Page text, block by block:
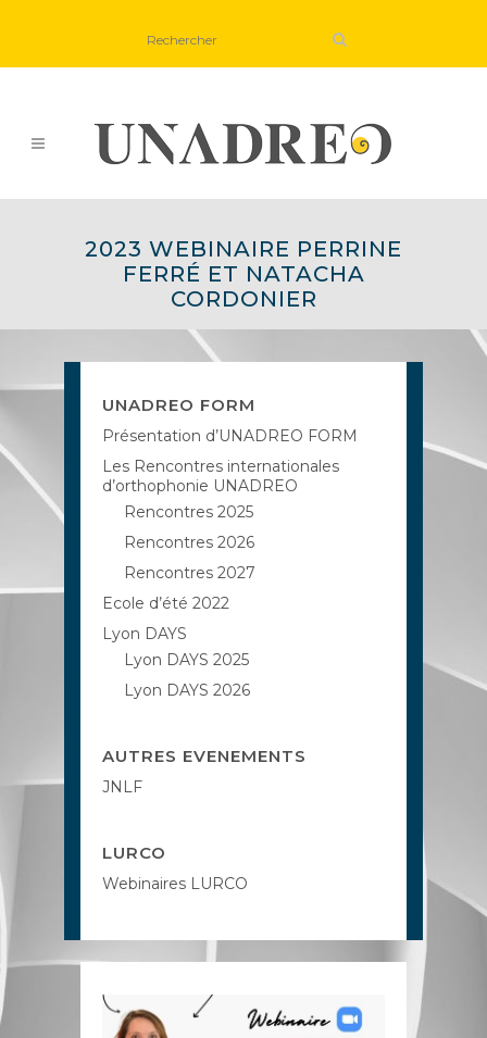
2023 WEBINAIRE PERRINE
FERRÉ ET NATACHA
CORDONIER
UNADREO FORM
Présentation d’UNADREO FORM
Les Rencontres internationales
d’orthophonie UNADREO
Rencontres 2025
Rencontres 2026
Rencontres 2027
Ecole d’été 2022
Lyon DAYS
Lyon DAYS 2025
Lyon DAYS 2026
AUTRES EVENEMENTS
JNLF
LURCO
Webinaires LURCO